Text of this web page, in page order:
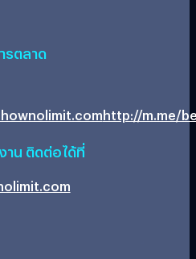
รตลาด
http://m.me/
น ติดต่อได้ที่